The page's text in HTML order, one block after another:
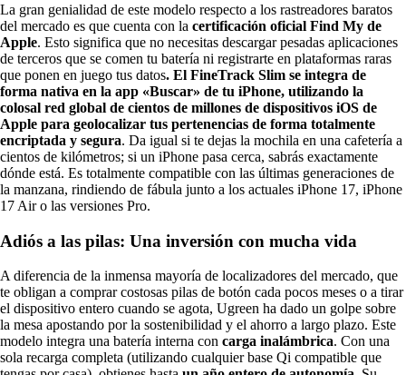
La gran genialidad de este modelo respecto a los rastreadores baratos
del mercado es que cuenta con la certificación oficial Find My de
Apple. Esto significa que no necesitas descargar pesadas aplicaciones
de terceros que se comen tu batería ni registrarte en plataformas raras
que ponen en juego tus datos. El FineTrack Slim se integra de
forma nativa en la app «Buscar» de tu iPhone, utilizando la
colosal red global de cientos de millones de dispositivos iOS de
Apple para geolocalizar tus pertenencias de forma totalmente
encriptada y segura. Da igual si te dejas la mochila en una cafetería a
cientos de kilómetros; si un iPhone pasa cerca, sabrás exactamente
dónde está. Es totalmente compatible con las últimas generaciones de
la manzana, rindiendo de fábula junto a los actuales iPhone 17, iPhone
17 Air o las versiones Pro.
Adiós a las pilas: Una inversión con mucha vida
A diferencia de la inmensa mayoría de localizadores del mercado, que
te obligan a comprar costosas pilas de botón cada pocos meses o a tirar
el dispositivo entero cuando se agota, Ugreen ha dado un golpe sobre
la mesa apostando por la sostenibilidad y el ahorro a largo plazo. Este
modelo integra una batería interna con carga inalámbrica. Con una
sola recarga completa (utilizando cualquier base Qi compatible que